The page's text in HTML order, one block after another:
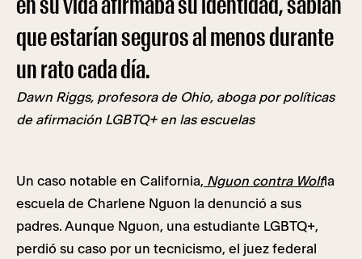
que estarían seguros al menos durante
un rato cada día.
Dawn Riggs, profesora de Ohio, aboga por políticas
de afirmación LGBTQ+ en las escuelas
Un caso notable en California, Nguon contra Wolfla
escuela de Charlene Nguon la denunció a sus
padres. Aunque Nguon, una estudiante LGBTQ+,
perdió su caso por un tecnicismo, el juez federal